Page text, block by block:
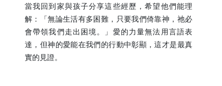
當我回到家與孩子分享這些經歷，希望他們能理
解：「無論生活有多困難，只要我們倚靠神，祂必
會帶領我們走出困境。」愛的力量無法用言語表
達，但神的愛能在我們的行動中彰顯，這才是最真
實的見證。